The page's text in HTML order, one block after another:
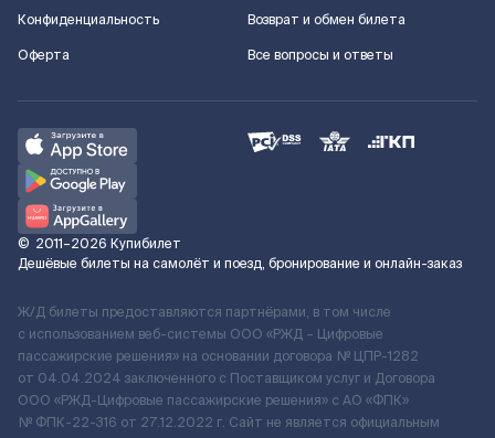
Конфиденциальность
Оферта
Возврат и обмен билета
Все вопросы и ответы
© 2011–2026 Купибилет
Дешёвые билеты на самолёт и поезд, бронирование и онлайн-заказ
Ж/Д билеты предоставляются партнёрами, в том числе
с использованием веб-системы ООО «РЖД – Цифровые
пассажирские решения» на основании договора № ЦПР-1282
от 04.04.2024 заключенного с Поставщиком услуг и Договора
ООО «РЖД-Цифровые пассажирские решения» c АО «ФПК»
№ ФПК-22-316 от 27.12.2022 г. Сайт не является официальным